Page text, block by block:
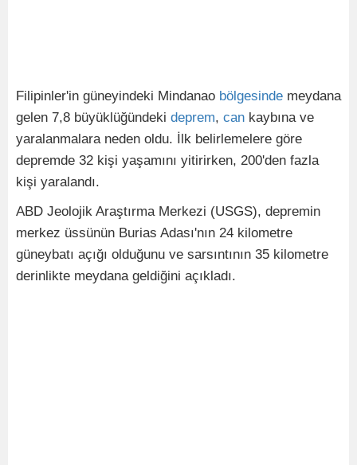
Filipinler'in güneyindeki Mindanao bölgesinde meydana
gelen 7,8 büyüklüğündeki deprem, can kaybına ve
yaralanmalara neden oldu. İlk belirlemelere göre
depremde 32 kişi yaşamını yitirirken, 200'den fazla
kişi yaralandı.
ABD Jeolojik Araştırma Merkezi (USGS), depremin
merkez üssünün Burias Adası'nın 24 kilometre
güneybatı açığı olduğunu ve sarsıntının 35 kilometre
derinlikte meydana geldiğini açıkladı.